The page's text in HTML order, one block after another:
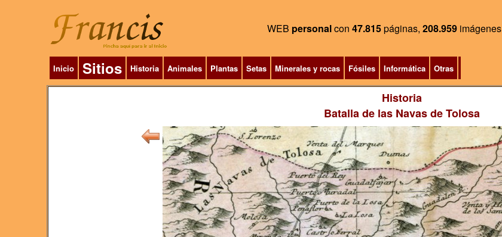
WEB personalcon 47.815páginas, 208.959 imágenes
Inicio Sitios Historia Animales Plantas Setas Minerales y rocas Fósiles Informática Otras
Historia
Batalla de las Navas de Tolosa